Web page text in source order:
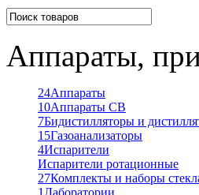
Аппараты,
24Аппараты
10Аппараты СВ
7Бидистилляторы и
15Газоанализаторы
4Испарители
Испарители ротационные
27Комплекты и наборы
1Лаборатории